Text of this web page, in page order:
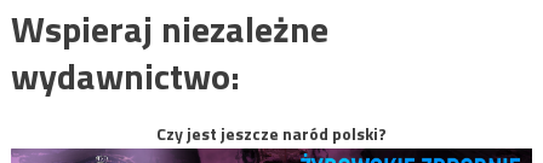
Wspieraj niezależne
wydawnictwo:
Czy jest jeszcze naród polski?